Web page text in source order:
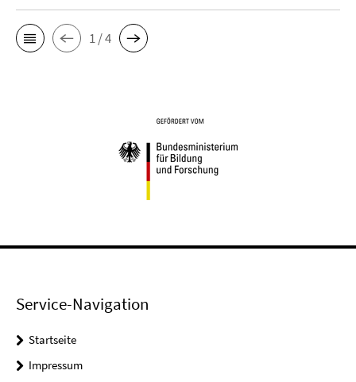
1 / 4
Service-Navigation
Startseite
Impressum